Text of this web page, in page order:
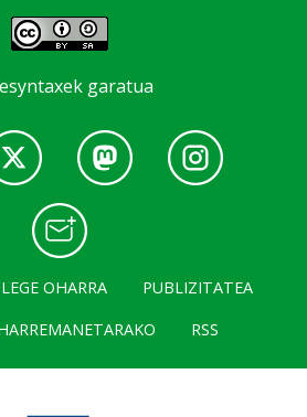
garatua
LEGE OHARRA
PUBLIZITATEA
RSS